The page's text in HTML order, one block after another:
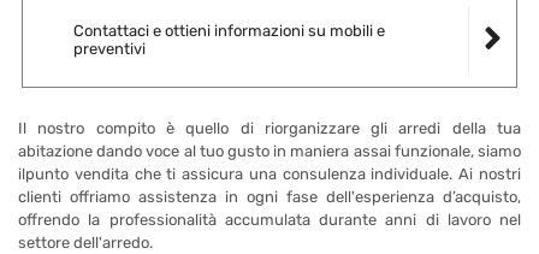
Contattaci e ottieni informazioni su mobili e
preventivi
Il nostro compito è quello di riorganizzare gli arredi della tua
abitazione dando voce al tuo gusto in maniera assai funzionale, siamo
ilpunto vendita che ti assicura una consulenza individuale. Ai nostri
clienti offriamo assistenza in ogni fase dell'esperienza d’acquisto,
offrendo la professionalità accumulata durante anni di lavoro nel
settore dell'arredo.